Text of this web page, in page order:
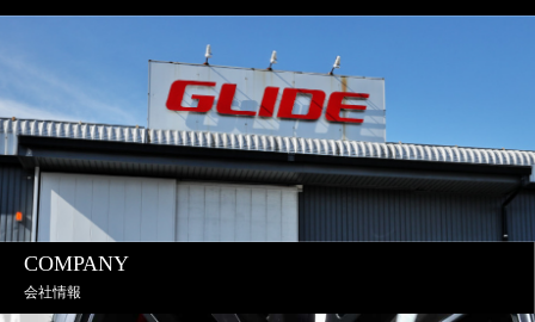
COMPANY
会社情報